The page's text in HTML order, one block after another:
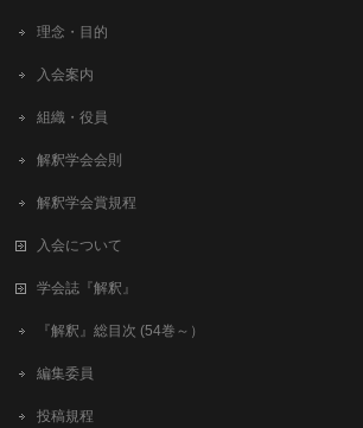
理念・目的
入会案内
組織・役員
解釈学会会則
解釈学会賞規程
入会について
学会誌『解釈』
『解釈』総目次 (54巻～）
編集委員
投稿規程